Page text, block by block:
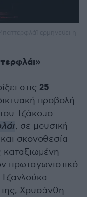
στις 25
προβολή
Τζάκομο
, σε μουσική
σκονοθεσία
πρωταγωνιστικό
Χρυσάνθη